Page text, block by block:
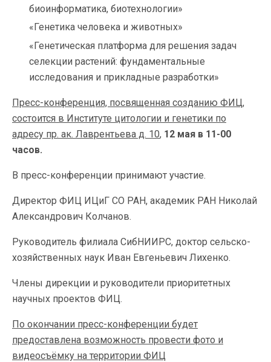
биоинформатика, биотехнологии»
«Генетика человека и животных»
«Генетическая платформа для решения задач
селекции растений: фундаментальные
исследования и прикладные разработки»
Пресс-конференция, посвященная созданию ФИЦ,
состоится в Институте цитологии и генетики по
адресу пр. ак. Лаврентьева д. 10, 12 мая в 11-00
часов.
В пресс-конференции принимают участие.
Директор ФИЦ ИЦиГ СО РАН, академик РАН Николай
Александрович Колчанов.
Руководитель филиала СибНИИРС, доктор сельско-
хозяйственных наук Иван Евгеньевич Лихенко.
Члены дирекции и руководители приоритетных
научных проектов ФИЦ.
По окончании пресс-конференции будет
предоставлена возможность провести фото и
видеосъёмку на территории ФИЦ